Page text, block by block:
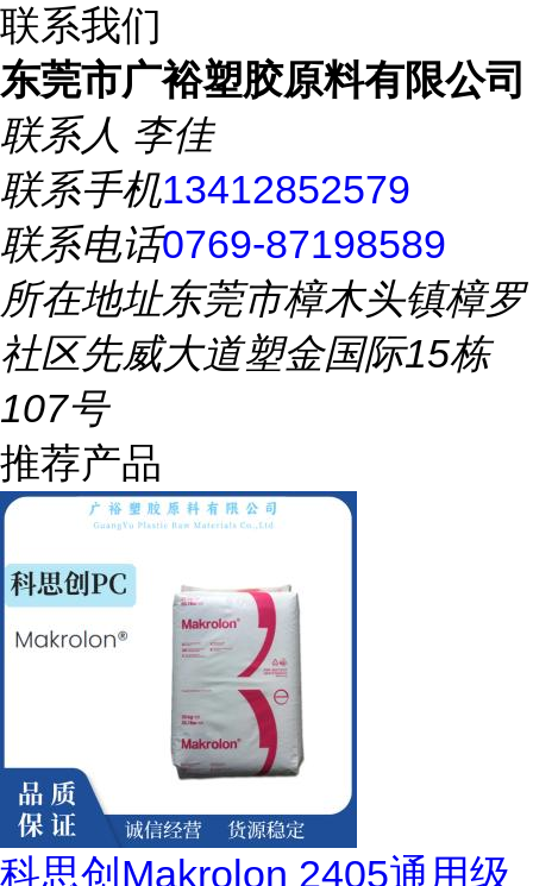
联系我们
东莞市广裕塑胶原料有限公司
联系人 李佳
联系手机13412852579
联系电话0769-87198589
所在地址东莞市樟木头镇樟罗
社区先威大道塑金国际15栋
107号
推荐产品
科思创Makrolon 2405通用级